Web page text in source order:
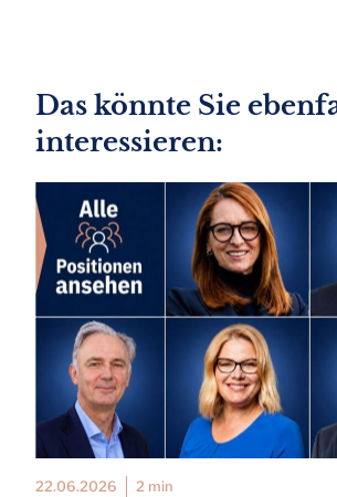
Das könnte Sie
interessieren:
22.06.2026 2 min